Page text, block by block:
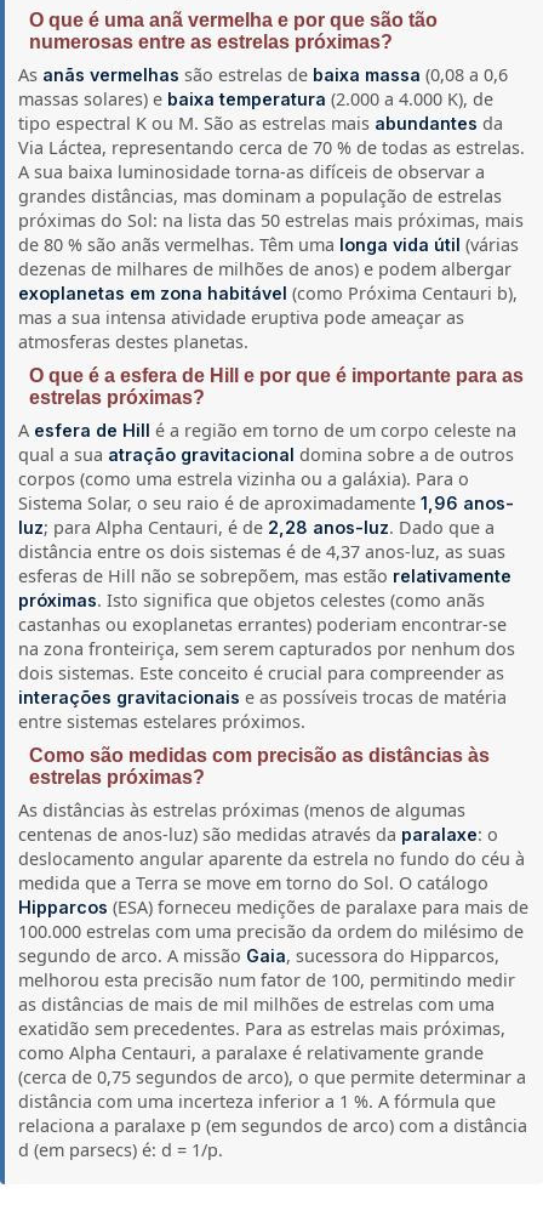
O que é uma anã vermelha e por que são tão
numerosas entre as estrelas próximas?
As anãs vermelhas são estrelas de baixa massa (0,08 a 0,6
massas solares) e baixa temperatura (2.000 a 4.000 K), de
tipo espectral K ou M. São as estrelas mais abundantes da
Via Láctea, representando cerca de 70 % de todas as estrelas.
A sua baixa luminosidade torna-as difíceis de observar a
grandes distâncias, mas dominam a população de estrelas
próximas do Sol: na lista das 50 estrelas mais próximas, mais
de 80 % são anãs vermelhas. Têm uma longa vida útil (várias
dezenas de milhares de milhões de anos) e podem albergar
exoplanetas em zona habitável (como Próxima Centauri b),
mas a sua intensa atividade eruptiva pode ameaçar as
atmosferas destes planetas.
O que é a esfera de Hill e por que é importante para as
estrelas próximas?
A esfera de Hill é a região em torno de um corpo celeste na
qual a sua atração gravitacional domina sobre a de outros
corpos (como uma estrela vizinha ou a galáxia). Para o
Sistema Solar, o seu raio é de aproximadamente1,96 anos-
luz; para Alpha Centauri, é de 2,28 anos-luz. Dado que a
distância entre os dois sistemas é de 4,37 anos-luz, as suas
esferas de Hill não se sobrepõem, mas estão relativamente
próximas. Isto significa que objetos celestes (como anãs
castanhas ou exoplanetas errantes) poderiam encontrar-se
na zona fronteiriça, sem serem capturados por nenhum dos
dois sistemas. Este conceito é crucial para compreender as
interações gravitacionais e as possíveis trocas de matéria
entre sistemas estelares próximos.
Como são medidas com precisão as distâncias às
estrelas próximas?
As distâncias às estrelas próximas (menos de algumas
centenas de anos-luz) são medidas através da paralaxe: o
deslocamento angular aparente da estrela no fundo do céu à
medida que a Terra se move em torno do Sol. O catálogo
Hipparcos (ESA) forneceu medições de paralaxe para mais de
100.000 estrelas com uma precisão da ordem do milésimo de
segundo de arco. A missão Gaia, sucessora do Hipparcos,
melhorou esta precisão num fator de 100, permitindo medir
as distâncias de mais de mil milhões de estrelas com uma
exatidão sem precedentes. Para as estrelas mais próximas,
como Alpha Centauri, a paralaxe é relativamente grande
(cerca de 0,75 segundos de arco), o que permite determinar a
distância com uma incerteza inferior a 1 %. A fórmula que
relaciona a paralaxe p (em segundos de arco) com a distância
d (em parsecs) é: d = 1/p.